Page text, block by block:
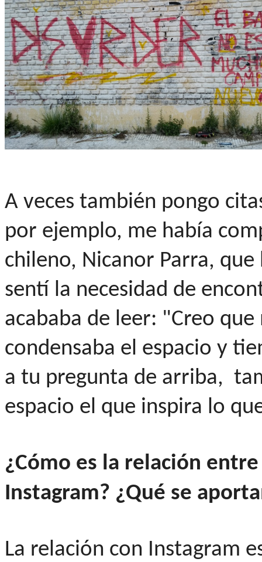
A veces también pongo
por ejemplo, me había
chileno, Nicanor Parra,
sentí la necesidad de
acababa de leer: "Creo
condensaba el espacio y
a tu pregunta de arriba,
espacio el que inspira lo
¿Cómo es la relación
Instagram? ¿Qué se
La relación con Instagram